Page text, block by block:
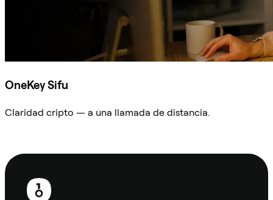
OneKey Sifu
Claridad cripto — a una llamada de distancia.
Pie